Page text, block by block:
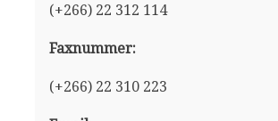
(+266) 22 312 114
Faxnummer:
(+266) 22 310 223